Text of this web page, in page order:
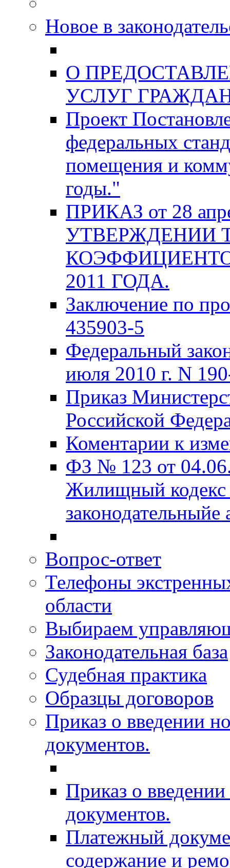
Новое в
О
УСЛУГ
Проект
федеральных
помещения и
годы."
ПРИКАЗ от 28
УТВЕРЖДЕНИИ
2011 ГОДА.
Заключение по
435903-5
Федеральный
июля 2010 г. N
Приказ
Российской
Коментарии к
ФЗ № 123 от
Жилищный кодекс
законодательныйе
Вопрос-ответ
Телефоны
области
Выбираем
Законодательная база
Судебная практика
Образцы договоров
Приказ о введении
документов.
Приказ о
документов.
Платежный
содержание и